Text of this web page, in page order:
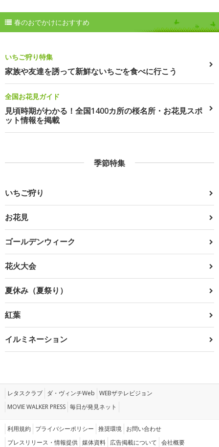
春のおでかけにおすすめ
いちご狩り特集
家族や友達を誘って新鮮ないちごを食べに行こう
全国お花見ガイド
見頃時期がわかる！全国1400カ所の桜名所・お花見スポ
ット情報を掲載
季節特集
いちご狩り
お花見
ゴールデンウィーク
花火大会
夏休み（夏祭り）
紅葉
イルミネーション
レタスクラブ ダ・ヴィンチWeb WEBザテレビジョン
MOVIE WALKER PRESS 毎日が発見ネット
利用規約 プライバシーポリシー 推奨環境 お問い合わせ
プレスリリース・情報提供 媒体資料 広告掲載について 会社概要